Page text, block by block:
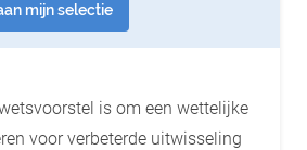
mijn selectie
is om een wettelijke
voor verbeterde uitwisseling